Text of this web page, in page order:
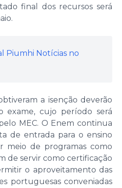
final dos recursos será
Piumhi Notícias no
a isenção deverão
exame, cujo período será
MEC. O Enem continua
de entrada para o ensino
meio de programas como
de servir como certificação
o aproveitamento das
portuguesas conveniadas